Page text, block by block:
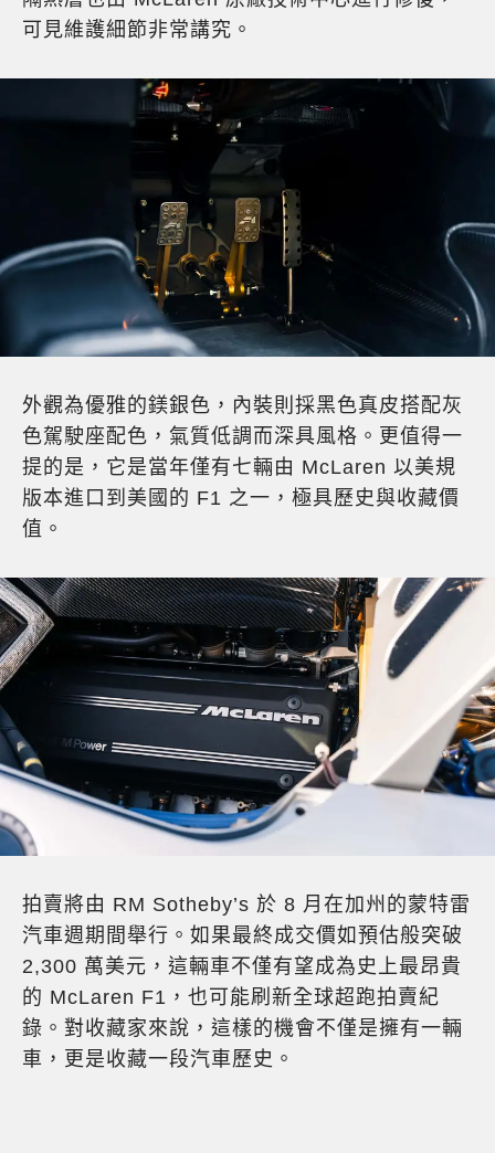
可見維護細節非常講究。
外觀為優雅的鎂銀色，內裝則採黑色真皮搭配灰
色駕駛座配色，氣質低調而深具風格。更值得一
提的是，它是當年僅有七輛由 McLaren 以美規
版本進口到美國的 F1 之一，極具歷史與收藏價
值。
拍賣將由 RM Sotheby’s 於 8 月在加州的蒙特雷
汽車週期間舉行。如果最終成交價如預估般突破
2,300 萬美元，這輛車不僅有望成為史上最昂貴
的 McLaren F1，也可能刷新全球超跑拍賣紀
錄。對收藏家來說，這樣的機會不僅是擁有一輛
車，更是收藏一段汽車歷史。